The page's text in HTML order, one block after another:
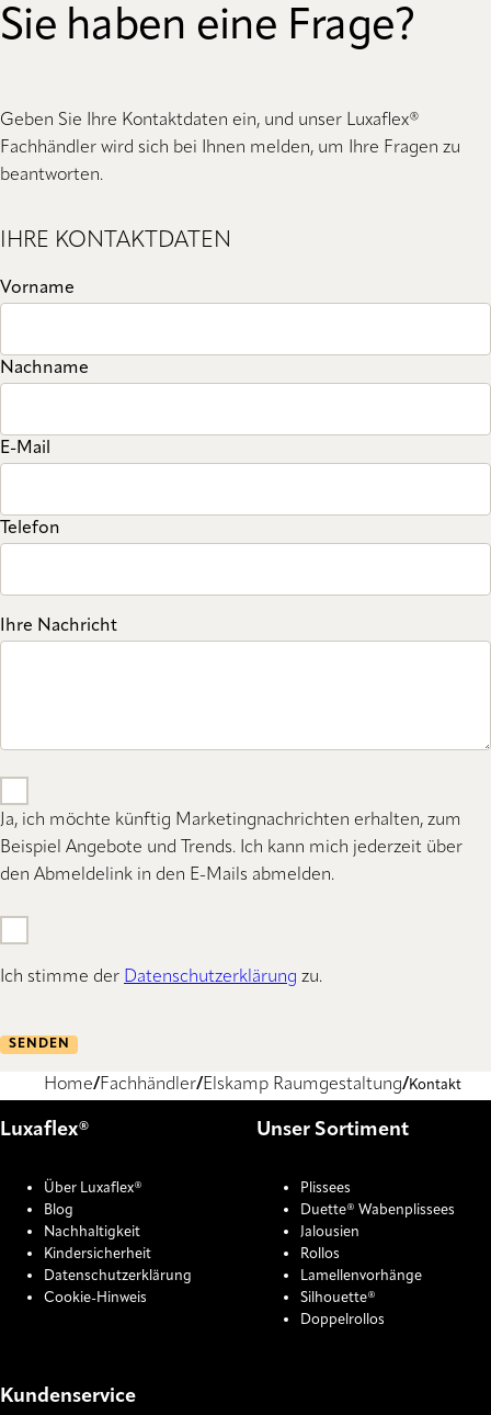
Sie haben eine Frage?
Geben Sie Ihre Kontaktdaten ein, und unser Luxaflex®
Fachhändler wird sich bei Ihnen melden, um Ihre Fragen zu
beantworten.
IHRE KONTAKTDATEN
Vorname
Nachname
E-Mail
Telefon
Ihre Nachricht
Ja, ich möchte künftig Marketingnachrichten erhalten, zum
Beispiel Angebote und Trends. Ich kann mich jederzeit über
den Abmeldelink in den E-Mails abmelden.
Ich stimme der Datenschutzerklärung zu.
SENDEN
Home Fachhändler Elskamp Raumgestaltung Kontakt
Luxaflex®
Über Luxaflex®
Blog
Nachhaltigkeit
Kindersicherheit
Datenschutzerklärung
Cookie-Hinweis
Unser Sortiment
Plissees
Duette® Wabenplissees
Jalousien
Rollos
Lamellenvorhänge
Silhouette®
Doppelrollos
Kundenservice